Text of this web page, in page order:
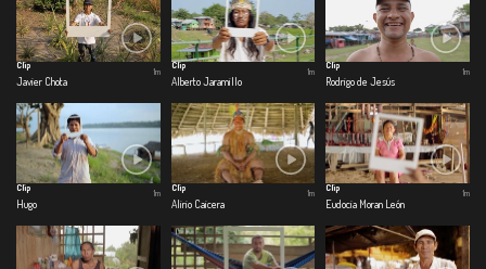
Clip
Javier Chota
1m
Clip
Alberto Jaramillo
1m
Clip
Rodrigo de Jesús
1m
Clip
Hugo
1m
Clip
Alirio Caicera
1m
Clip
Eudocia Moran León
1m